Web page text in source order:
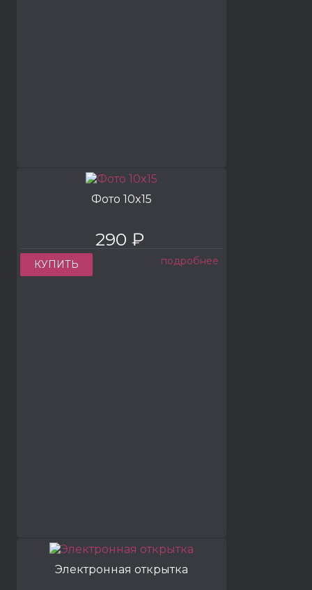
Фото 10x15
290 ₽
КУПИТЬ подробнее
Электронная открытка